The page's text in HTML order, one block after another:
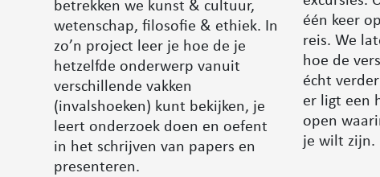
wetenschap, filosofie & ethiek. In
zo’n project leer je hoe de je
hetzelfde onderwerp vanuit
verschillende vakken
(invalshoeken) kunt bekijken, je
leert onderzoek doen en oefent
in het schrijven van papers en
presenteren.
één keer
reis. We
hoe de
écht
er ligt een
open
je wilt zijn.